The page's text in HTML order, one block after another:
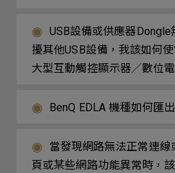
USB設備或供應器
擾其他USB設備，我該如何使
大型互動觸控顯示器／數位
BenQ EDLA 機種如何匯
當發現網路無法正常連線
頁或某些網路功能異常時，